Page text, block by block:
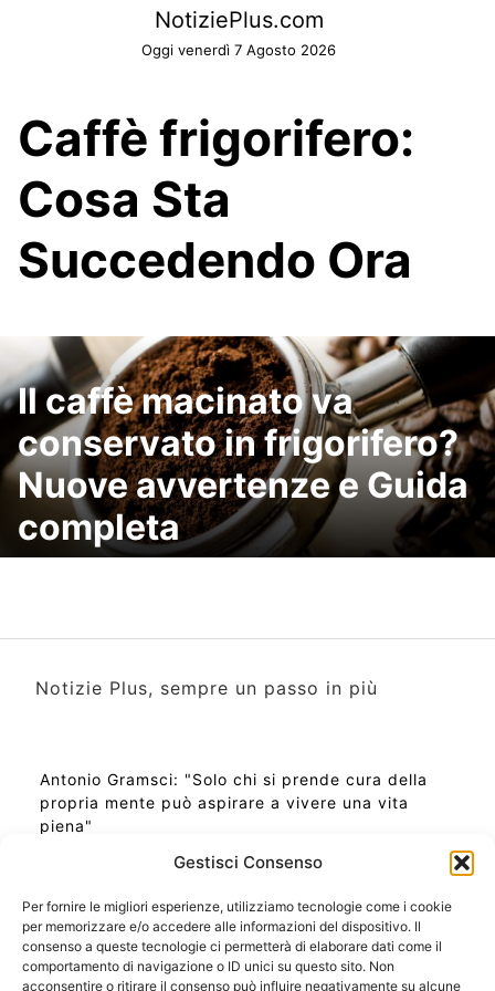
Gestisci Consenso
Per fornire le migliori esperienze, utilizziamo tecnologie come i cookie
per memorizzare e/o accedere alle informazioni del dispositivo. Il
consenso a queste tecnologie ci permetterà di elaborare dati come il
comportamento di navigazione o ID unici su questo sito. Non
acconsentire o ritirare il consenso può influire negativamente su alcune
NotiziePlus.com
Oggi venerdì 7 Agosto 2026
Caffè frigorifero:
Cosa Sta
Succedendo Ora
Il caffè macinato va
conservato in frigorifero?
Nuove avvertenze e Guida
completa
Notizie Plus, sempre un passo in più
Antonio Gramsci: "Solo chi si prende cura della
propria mente può aspirare a vivere una vita
piena"
Ora Esatta in Italia in questo momento
Ti Senti Strano Ultimamente? Potrebbe Essere per
la Risonanza di Schumann